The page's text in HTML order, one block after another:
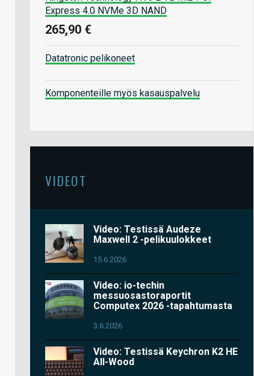
Express 4.0 NVMe 3D NAND
265,90 €
Datatronic pelikoneet
Komponenteille myös kasauspalvelu
VIDEOT
Video: Testissä Audeze
Maxwell 2 -pelikuulokkeet
15.6.2026
Video: io-techin
messuosastoraportit
Computex 2026 -tapahtumasta
3.6.2026
Video: Testissä Keychron K2 HE
All-Wood